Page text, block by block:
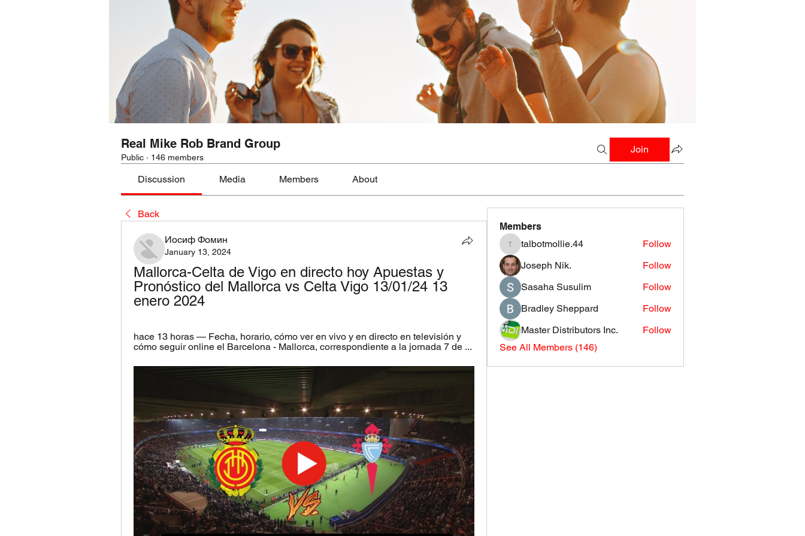
Real Mike Rob Brand Group
Public · 146 members
Join
Discussion Media Members About
Back
Иосиф Фомин
January 13, 2024
Mallorca-Celta de Vigo en directo hoy Apuestas y
Pronóstico del Mallorca vs Celta Vigo 13/01/24 13
enero 2024
hace 13 horas — Fecha, horario, cómo ver en vivo y en directo en televisión y
cómo seguir online el Barcelona - Mallorca, correspondiente a la jornada 7 de ...
Members
talbotmollie.44
talbotmollie.44
Follow
Joseph Nik.
Follow
Sasaha Susulim
Follow
Bradley Sheppard
Follow
Master Distributors Inc.
Follow
See All Members (146)